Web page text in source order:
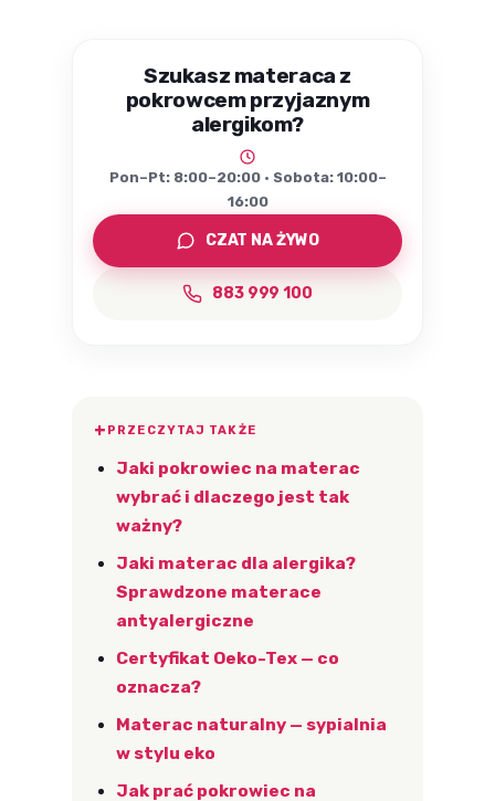
Szukasz materaca z
pokrowcem przyjaznym
alergikom?
Pon–Pt: 8:00–20:00 · Sobota: 10:00–
16:00
CZAT NA ŻYWO
883 999 100
PRZECZYTAJ TAKŻE
Jaki pokrowiec na materac
wybrać i dlaczego jest tak
ważny?
Jaki materac dla alergika?
Sprawdzone materace
antyalergiczne
Certyfikat Oeko-Tex — co
oznacza?
Materac naturalny — sypialnia
w stylu eko
Jak prać pokrowiec na